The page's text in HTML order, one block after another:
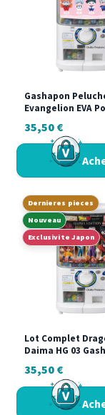
Gashapon
Evangelion EVA
Rei Asuka Shinji
35,50 €
Dernieres pieces
Nouveau
Exclusivite Japon
Lot Complet
Daima HG 03
Vegeta Piccolo
35,50 €